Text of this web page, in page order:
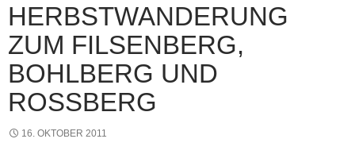
HERBSTWANDERUNG
ZUM FILSENBERG,
BOHLBERG UND
ROSSBERG
16. OKTOBER 2011